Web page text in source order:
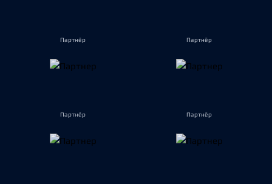
Партнёр Партнёр
Партнёр Партнёр